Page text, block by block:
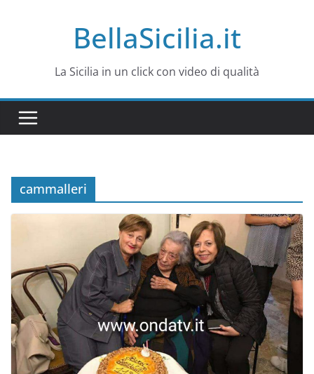
BellaSicilia.it
La Sicilia in un click con video di qualità
cammalleri